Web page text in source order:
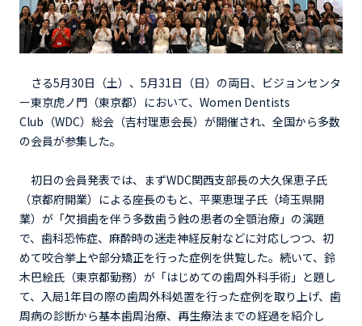
さる5月30日（土）、5月31日（日）の両日、ビジョンセンタ
ー東京虎ノ門（東京都）において、Women Dentists
Club（WDC）総会（吉村理恵会長）が開催され、全国から多数
の会員が参集した。
初日の会員発表では、まずWDC関西支部長の大久保恵子氏
（京都府開業）による座長のもと、平栗恵理子氏（埼玉県開
業）が「欠損歯を伴う多数歯う蝕の患者の全顎治療」の演題
で、歯科恐怖症、麻酔時の迷走神経反射などに対応しつつ、初
めて咬合挙上や部分矯正を行った症例を供覧した。続いて、鈴
木巴絵氏（東京都勤務）が「はじめての歯周外科手術」と題し
て、入局1年目の際の歯周外科処置を行った症例を取り上げ、歯
周病の診断から基本歯周治療、再生療法までの経過を紹介し